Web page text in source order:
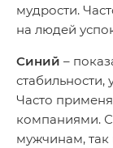
мудрости.
на людей
Синий –
стабильности,
Часто
компаниями.
мужчинам,